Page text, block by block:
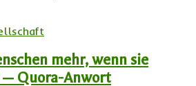
mehr, wenn sie
Quora-Anwort